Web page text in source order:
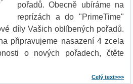
pořadů. Obecně ubíráme na
reprízách a do "PrimeTime"
díly Vašich oblíbených pořadů.
připravujeme nasazení 4 zcela
o nových pořadech, čtěte
Celý text>>>